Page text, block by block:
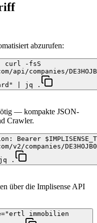
abzurufen:
curl -fsS
companies/
| jq .
— kompakte JSON-
Crawler.
companies/
.
über die Implisense API
immobilien